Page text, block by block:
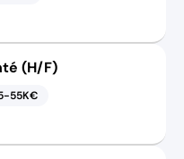
(H/F)
55K€